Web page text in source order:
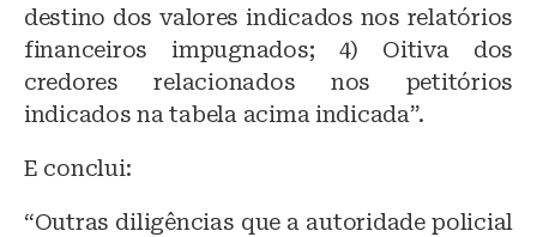
destino dos valores indicados nos relatórios
financeiros impugnados; 4) Oitiva dos
credores relacionados nos petitórios
indicados na tabela acima indicada”.
E conclui:
“Outras diligências que a autoridade policial